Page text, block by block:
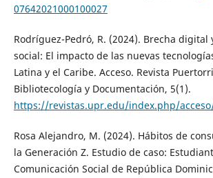
07642021000100027
Rodríguez-Pedró, R. (2024). Brecha
social: El impacto de las nuevas
Latina y el Caribe. Acceso. Revista
Bibliotecología y Documentación, 5(1).
https://revistas.upr.edu/index.php/
Rosa Alejandro, M. (2024). Hábitos de
la Generación Z. Estudio de caso:
Comunicación Social de República